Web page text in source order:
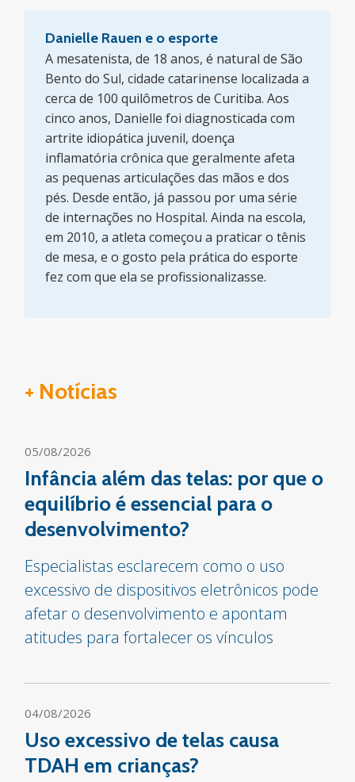
Danielle Rauen e o esporte
A mesatenista, de 18 anos, é natural de São
Bento do Sul, cidade catarinense localizada a
cerca de 100 quilômetros de Curitiba. Aos
cinco anos, Danielle foi diagnosticada com
artrite idiopática juvenil, doença
inflamatória crônica que geralmente afeta
as pequenas articulações das mãos e dos
pés. Desde então, já passou por uma série
de internações no Hospital. Ainda na escola,
em 2010, a atleta começou a praticar o tênis
de mesa, e o gosto pela prática do esporte
fez com que ela se profissionalizasse.
+ Notícias
05/08/2026
Infância além das telas: por que o
equilíbrio é essencial para o
desenvolvimento?
Especialistas esclarecem como o uso
excessivo de dispositivos eletrônicos pode
afetar o desenvolvimento e apontam
atitudes para fortalecer os vínculos
04/08/2026
Uso excessivo de telas causa
TDAH em crianças?